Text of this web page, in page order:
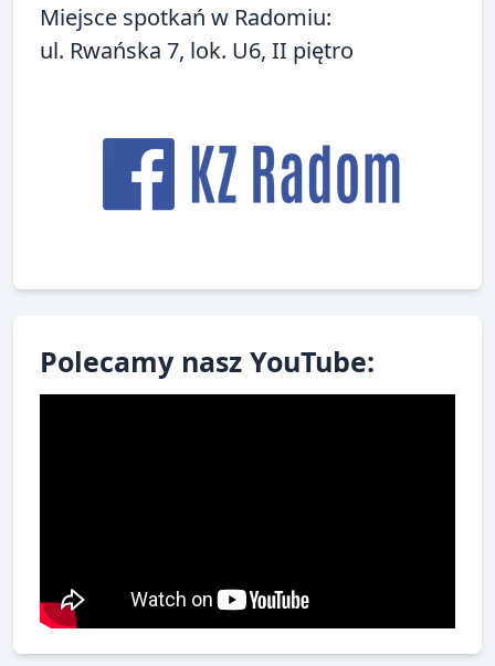
Miejsce spotkań w Radomiu:
ul. Rwańska 7, lok. U6, II piętro
Polecamy nasz YouTube: